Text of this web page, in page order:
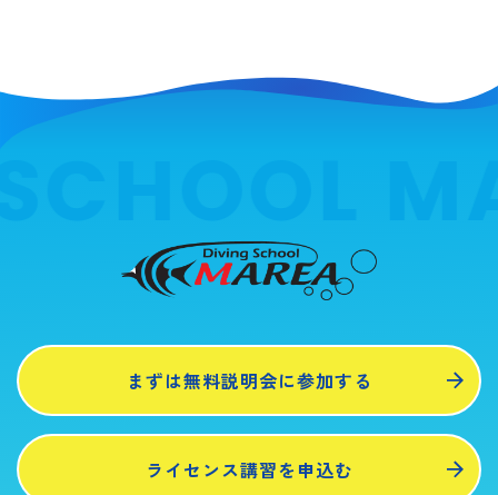
まずは無料説明会に参加する
ライセンス講習を申込む